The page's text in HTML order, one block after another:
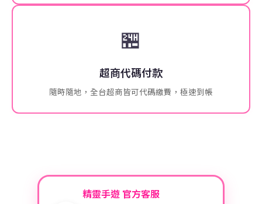
🏪
超商代碼付款
隨時隨地，全台超商皆可代碼繳費，極速到帳
精靈手遊 官方客服